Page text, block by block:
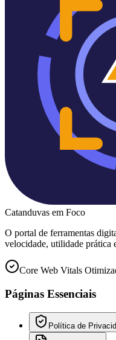
Catanduvas em Foco
O portal de ferramentas
velocidade, utilidade prática
Core Web Vitals
Páginas Essenciais
Política de